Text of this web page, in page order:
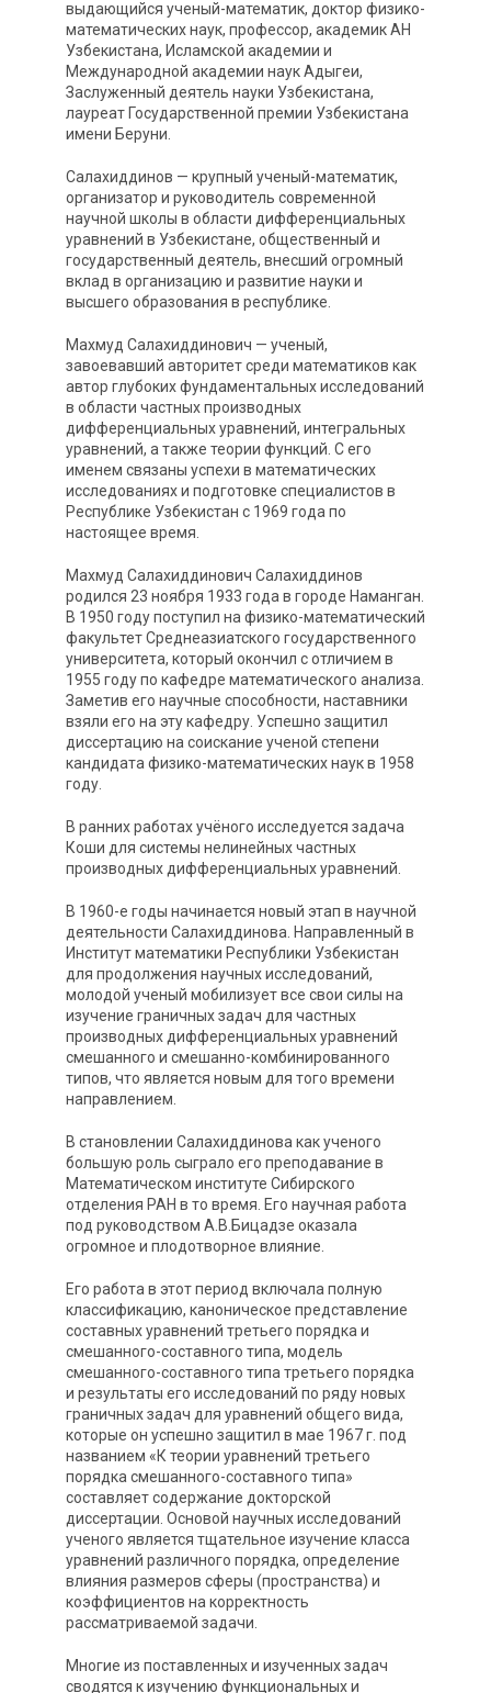
выдающийся ученый-математик, доктор физико-
математических наук, профессор, академик АН
Узбекистана, Исламской академии и
Международной академии наук Адыгеи,
Заслуженный деятель науки Узбекистана,
лауреат Государственной премии Узбекистана
имени Беруни.
Салахиддинов — крупный ученый-математик,
организатор и руководитель современной
научной школы в области дифференциальных
уравнений в Узбекистане, общественный и
государственный деятель, внесший огромный
вклад в организацию и развитие науки и
высшего образования в республике.
Махмуд Салахиддинович — ученый,
завоевавший авторитет среди математиков как
автор глубоких фундаментальных исследований
в области частных производных
дифференциальных уравнений, интегральных
уравнений, а также теории функций. С его
именем связаны успехи в математических
исследованиях и подготовке специалистов в
Республике Узбекистан с 1969 года по
настоящее время.
Махмуд Салахиддинович Салахиддинов
родился 23 ноября 1933 года в городе Наманган.
В 1950 году поступил на физико-математический
факультет Среднеазиатского государственного
университета, который окончил с отличием в
1955 году по кафедре математического анализа.
Заметив его научные способности, наставники
взяли его на эту кафедру. Успешно защитил
диссертацию на соискание ученой степени
кандидата физико-математических наук в 1958
году.
В ранних работах учёного исследуется задача
Коши для системы нелинейных частных
производных дифференциальных уравнений.
В 1960-е годы начинается новый этап в научной
деятельности Салахиддинова. Направленный в
Институт математики Республики Узбекистан
для продолжения научных исследований,
молодой ученый мобилизует все свои силы на
изучение граничных задач для частных
производных дифференциальных уравнений
смешанного и смешанно-комбинированного
типов, что является новым для того времени
направлением.
В становлении Салахиддинова как ученого
большую роль сыграло его преподавание в
Математическом институте Сибирского
отделения РАН в то время. Его научная работа
под руководством А.В.Бицадзе оказала
огромное и плодотворное влияние.
Его работа в этот период включала полную
классификацию, каноническое представление
составных уравнений третьего порядка и
смешанного-составного типа, модель
смешанного-составного типа третьего порядка
и результаты его исследований по ряду новых
граничных задач для уравнений общего вида,
которые он успешно защитил в мае 1967 г. под
названием «К теории уравнений третьего
порядка смешанного-составного типа»
составляет содержание докторской
диссертации. Основой научных исследований
ученого является тщательное изучение класса
уравнений различного порядка, определение
влияния размеров сферы (пространства) и
коэффициентов на корректность
рассматриваемой задачи.
Многие из поставленных и изученных задач
сводятся к изучению функциональных и